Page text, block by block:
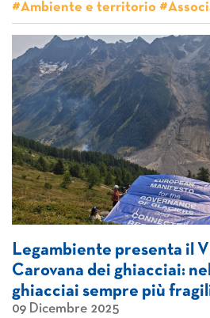
#Ambiente e territorio
Legambiente presenta il
Carovana dei ghiacciai:
ghiacciai sempre più
09 Dicembre 2025